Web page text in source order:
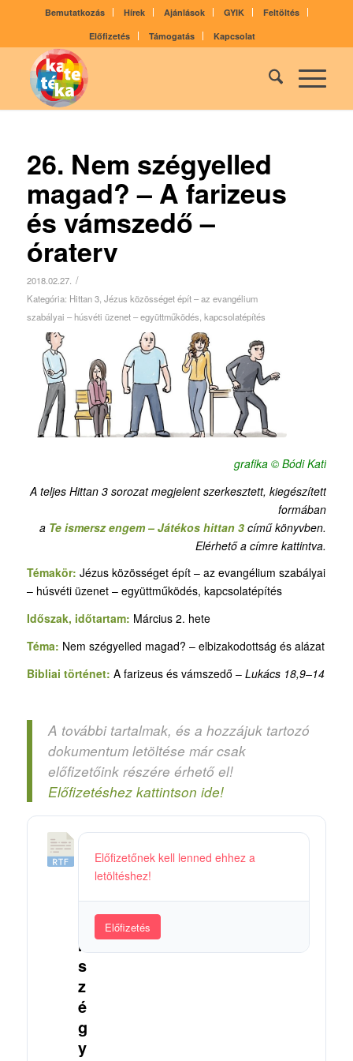
Bemutatkozás Hírek Ajánlások GYIK
Feltöltés
Előfizetés
Támogatás Kapcsolat
26. Nem szégyelled
magad? – A farizeus
és vámszedő –
óraterv
2018.02.27. /
Kategória: Hittan 3, Jézus közösséget épít – az evangélium
szabályai – húsvéti üzenet – együttműködés, kapcsolatépítés
grafika © Bódi Kati
A teljes Hittan 3 sorozat megjelent szerkesztett, kiegészített
formában
a Te ismersz engem – Játékos hittan 3 című könyvben.
Elérhető a címre kattintva.
Témakör: Jézus közösséget épít – az evangélium szabályai
– húsvéti üzenet – együttműködés, kapcsolatépítés
Időszak, időtartam: Március 2. hete
Téma: Nem szégyelled magad? – elbizakodottság és alázat
Bibliai történet: A farizeus és vámszedő – Lukács 18,9–14
A további tartalmak, és a hozzájuk tartozó
dokumentum letöltése már csak
előfizetőink részére érhető el!
Előfizetéshez kattintson ide!
2
N
m
s
z
é
g
y
Előfizetőnek kell lenned ehhez a
letöltéshez!
Előfizetés